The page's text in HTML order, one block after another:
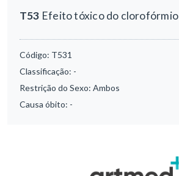
T53 Efeito tóxico do clorofórmio
Código: T531
Classificação: -
Restrição do Sexo: Ambos
Causa óbito: -